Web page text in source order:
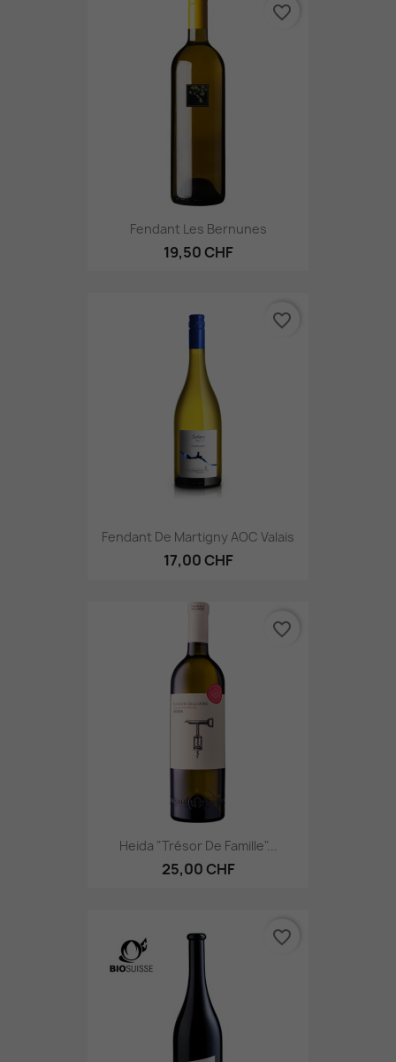
Fendant Les Bernunes
19,50 CHF
favorite_border
Fendant De Martigny AOC Valais
17,00 CHF
favorite_border
Heida "Trésor De Famille"...
25,00 CHF
favorite_border
favorite_border